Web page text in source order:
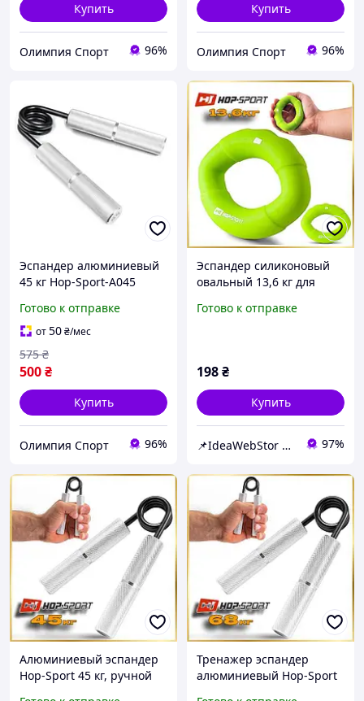
Купить
Олимпия Спорт 96%
Купить
Олимпия Спорт 96%
Эспандер алюминиевый
45 кг Hop-Sport-A045
Готово к отправке
от50₴/мес
500₴
575 ₴
Купить
Олимпия Спорт 96%
Эспандер силиконовый
овальный 13,6 кг для
предплечий
Готово к отправке
198₴
Купить
📌IdeaWebStor интернет-магазин товаров для спорта 97%
Алюминиевый эспандер
Hop-Sport 45 кг, ручной
Тренажер эспандер
алюминиевый Hop-Sport